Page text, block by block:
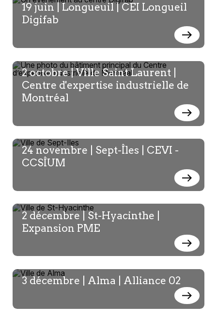
Philipe Nadeau
Digihub-Directeur général
FCEI-Analyste principal des politiques
AIEQ-Présidente-directrice générale
FCEI-Analyste de la recherche
19 juin | Longueuil | CEI Longueil
Digifab
2 octobre | Ville Saint Laurent |
Centre d'expertise industrielle de
Montréal
24 novembre | Sept-Îles | CEVI -
CCSÎUM
2 décembre | St-Hyacinthe |
Expansion PME
3 décembre | Alma | Alliance 02